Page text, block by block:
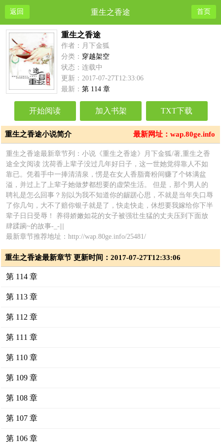
返回 重生之香途 首页
重生之香途
作者：月下金狐
分类： 穿越架空
状态：连载中
更新：2017-07-27T12:33:06
最新：第 114 章
开始阅读 加入书架 TXT下载
最新网址：wap.80ge.info
重生之香途小说简介
重生之香途最新章节列：小说《重生之香途》月下金狐/著,重生之香
途全文阅读 沈荷香上辈子没过几年好日子，这一世她觉得靠人不如
靠已。凭着手中一捧清清泉，愣是在女人香脂膏粉间赚了个钵满盆
溢，并过上了上辈子她做梦都想要的虚荣生活。 但是，那个男人的
聘礼是怎么回事？别以为我不知道你的龌蹉心思，不就是当年失口辱
了你几句，大不了赔你银子就是了，快走快走，休想要我嫁给你下半
辈子日日受辱！ 养得娇嫩如花的女子被强壮生猛的丈夫压到下面放
肆蹂躏~的故事-_-|||
最新章节推荐地址：http://wap.80ge.info/25481/
重生之香途最新章节 更新时间：2017-07-27T12:33:06
第 114 章
第 113 章
第 112 章
第 111 章
第 110 章
第 109 章
第 108 章
第 107 章
第 106 章